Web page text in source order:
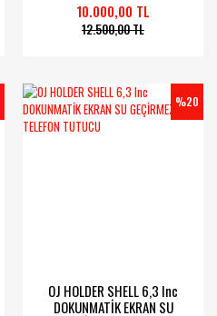
10.000,00 TL
12.500,00 TL
%20
OJ HOLDER SHELL 6,3 Inc
DOKUNMATİK EKRAN SU